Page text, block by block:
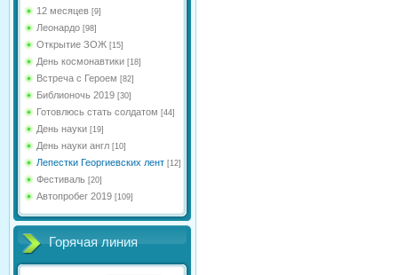
12 месяцев [9]
Леонардо [98]
Открытие ЗОЖ [15]
День космонавтики [18]
Встреча с Героем [82]
Библионочь 2019 [30]
Готовлюсь стать солдатом [44]
День науки [19]
День науки англ [10]
Лепестки Георгиевских лент [12]
Фестиваль [20]
Автопробег 2019 [109]
Горячая линия